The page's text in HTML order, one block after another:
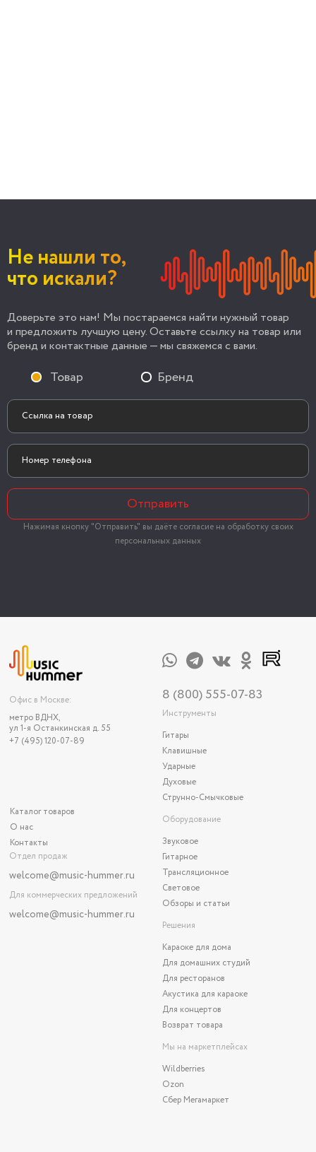
Не нашли то,
что искали?
Доверьте это нам! Мы постараемся найти нужный товар
и предложить лучшую цену. Оставьте ссылку на товар или
бренд и контактные данные — мы свяжемся с вами.
Товар Бренд
Отправить
Нажимая кнопку "Отправить" вы даёте согласие на обработку своих
персональных данных
Офис в Москве:
метро ВДНХ,
ул 1-я Останкинская д. 55
+7 (495) 120-07-89
Каталог товаров
О нас
Контакты
Отдел продаж
welcome@music-hummer.ru
Для коммерческих предложений
welcome@music-hummer.ru
8 (800) 555-07-83
Инструменты
Гитары
Клавишные
Ударные
Духовые
Струнно-Смычковые
Оборудование
Звуковое
Гитарное
Трансляционное
Световое
Обзоры и статьи
Решения
Караоке для дома
Для домашних студий
Для ресторанов
Акустика для караоке
Для концертов
Возврат товара
Мы на маркетплейсах
Wildberries
Ozon
Сбер Мегамаркет